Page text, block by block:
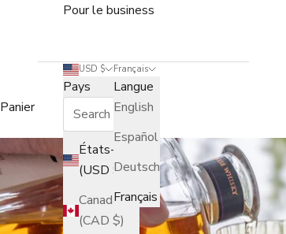
Pour le business
USD $
Pays
États-Unis
(USD $)
Canada
(CAD $)
Français
Langue
English
Español
Deutsch
Français
Panier